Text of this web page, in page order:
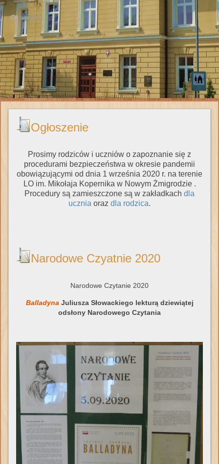
Ogłoszenie
Prosimy rodziców i uczniów o zapoznanie się z
procedurami bezpieczeństwa w okresie pandemii
obowiązującymi od dnia 1 września 2020 r. na terenie
LO im. Mikołaja Kopernika w Nowym Żmigrodzie .
Procedury są zamieszczone są w zakładkach dla
ucznia oraz dla rodzica.
Narodowe Czyatnie 2020
Narodowe Czytanie 2020
Balladyna Juliusza Słowackiego lekturą dziewiątej
odsłony Narodowego Czytania